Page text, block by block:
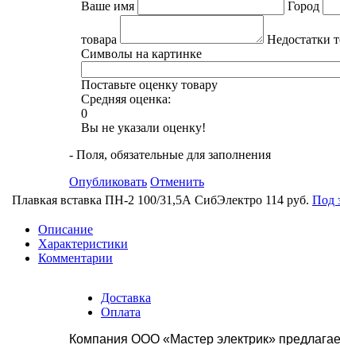
Ваше имя
Город
товара
Недостатки
Символы на картинке
Поставьте оценку товару
Средняя оценка:
0
Вы не указали оценку!
- Поля, обязательные для заполнения
Опубликовать Отменить
Плавкая вставка ПН-2 100/31,5А СибЭлектро 114 руб. Под
Описание
Характеристики
Комментарии
Доставка
Оплата
Компания ООО «Мастер электрик»